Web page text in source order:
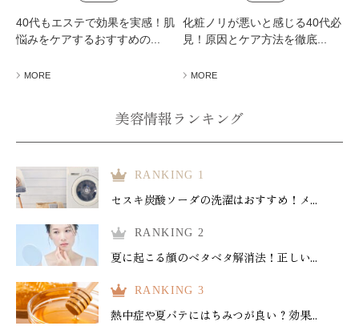
40代もエステで効果を実感！肌
悩みをケアするおすすめの...
MORE
化粧ノリが悪いと感じる40代必
見！原因とケア方法を徹底...
MORE
美容情報ランキング
RANKING 1
セスキ炭酸ソーダの洗濯はおすすめ！メ...
RANKING 2
夏に起こる顔のベタベタ解消法！正しい...
RANKING 3
熱中症や夏バテにはちみつが良い？効果...